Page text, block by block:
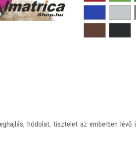
hódolat, tisztelet az emberben